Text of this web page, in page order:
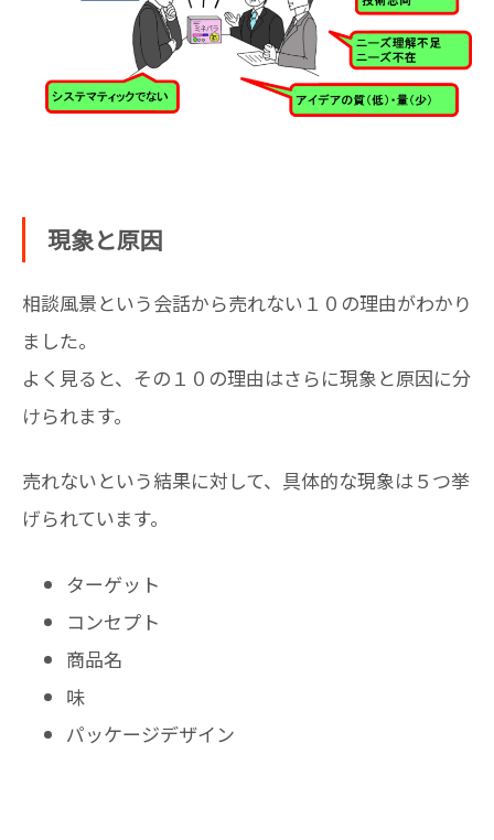
現象と原因
相談風景という会話から売れない１０の理由がわかり
ました。
よく見ると、その１０の理由はさらに現象と原因に分
けられます。
売れないという結果に対して、具体的な現象は５つ挙
げられています。
ターゲット
コンセプト
商品名
味
パッケージデザイン